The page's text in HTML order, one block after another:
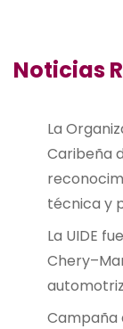
Noticias
La
Caribeña
técnica y
La UIDE
automotriz
Campaña